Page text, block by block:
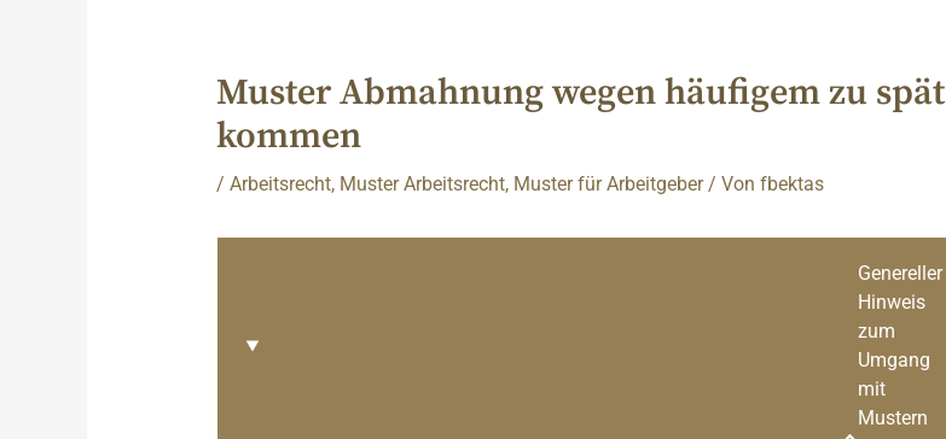
Muster Abmahnung wegen häufigem zu spät
kommen
/ Arbeitsrecht, Muster Arbeitsrecht, Muster für Arbeitgeber/ Von fbektas
Genereller
Hinweis
zum
Umgang
mit
Mustern